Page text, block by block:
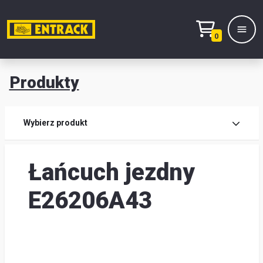
0
Produkty
Wybierz produkt
Łańcuch jezdny
E26206A43